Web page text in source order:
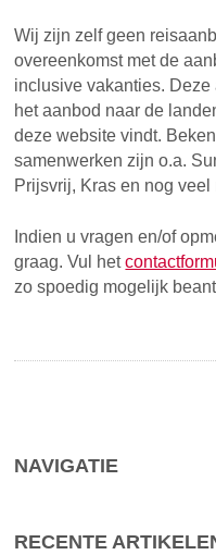
Wij zijn zelf geen
overeenkomst met de
inclusive vakanties.
het aanbod naar de
deze website vindt.
samenwerken zijn o.a.
Prijsvrij, Kras en nog veel
Indien u vragen en/of
graag. Vul het
zo spoedig mogelijk
NAVIGATIE
RECENTE